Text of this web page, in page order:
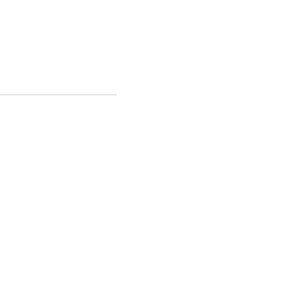
tomar
con otras